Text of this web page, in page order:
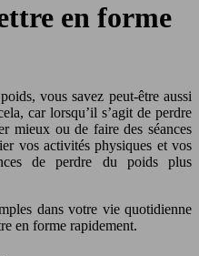
en forme
vous savez peut-être aussi
car lorsqu’il s’agit de perdre
mieux ou de faire des séances
vos activités physiques et vos
de perdre du poids plus
dans votre vie quotidienne
en forme rapidement.